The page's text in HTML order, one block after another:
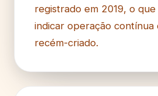
registrado em 2019, o
indicar operação contínua
recém-criado.